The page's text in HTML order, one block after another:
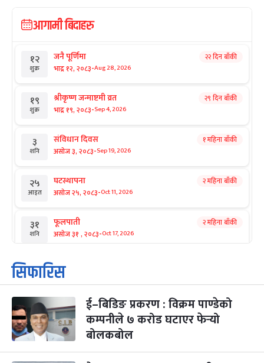
आगामी बिदाहरु
१२
शुक्र
जनै पूर्णिमा
भाद्र १२, २०८३-Aug 28, 2026
२२ दिन बाँकी
१९
शुक्र
श्रीकृष्ण जन्माष्टमी व्रत
भाद्र १९, २०८३-Sep 4, 2026
२९ दिन बाँकी
३
शनि
संविधान दिवस
असोज ३, २०८३-Sep 19, 2026
१ महिना बाँकी
२५
आइत
घटस्थापना
असोज २५, २०८३-Oct 11, 2026
२ महिना बाँकी
३१
शनि
फूलपाती
असोज ३१ , २०८३-Oct 17, 2026
२ महिना बाँकी
१
आइत
कार्तिक सङ्क्रान्ति
कार्तिक १, २०८३
३
मंगल
महानवमी
कार्तिक ३, २०८३-Oct 20, 2026
२ महिना बाँकी
४
सिफारिस
ई–बिडिङ प्रकरण : विक्रम पाण्डेको
कम्पनीले ७ करोड घटाएर फेर्‍यो
बोलकबोल